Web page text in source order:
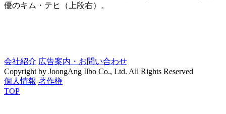
優のキム・テヒ（上段右）。
会社紹介 広告案内・お問い合わせ
Copyright by JoongAng Ilbo Co., Ltd. All Rights Reserved
個人情報 著作権
TOP